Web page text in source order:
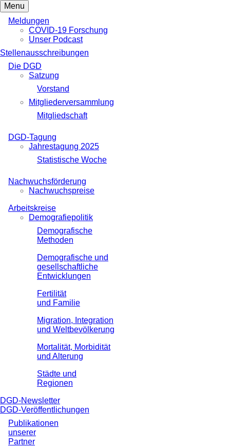
Menu
Meldungen
COVID-19 Forschung
Unser Podcast
Stellenausschreibungen
Die DGD
Satzung
Vorstand
Mitgliederversammlung
Mitgliedschaft
DGD-Tagung
Jahrestagung 2025
Statistische Woche
Nachwuchsförderung
Nachwuchspreise
Arbeitskreise
Demografiepolitik
Demografische
Methoden
Demografische und
gesellschaftliche
Entwicklungen
Fertilität
und Familie
Migration, Integration
und Weltbevölkerung
Mortalität, Morbidität
und Alterung
Städte und
Regionen
DGD-Newsletter
DGD-Veröffentlichungen
Publikationen
unserer
Partner